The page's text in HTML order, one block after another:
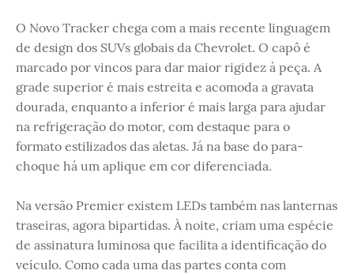
O Novo Tracker chega com a mais recente linguagem
de design dos SUVs globais da Chevrolet. O capô é
marcado por vincos para dar maior rigidez à peça. A
grade superior é mais estreita e acomoda a gravata
dourada, enquanto a inferior é mais larga para ajudar
na refrigeração do motor, com destaque para o
formato estilizados das aletas. Já na base do para-
choque há um aplique em cor diferenciada.
Na versão Premier existem LEDs também nas lanternas
traseiras, agora bipartidas. À noite, criam uma espécie
de assinatura luminosa que facilita a identificação do
veículo. Como cada uma das partes conta com